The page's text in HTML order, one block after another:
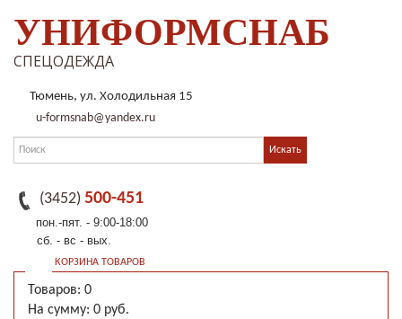
УНИФОРМСНАБ
СПЕЦОДЕЖДА
Тюмень, ул. Холодильная 15
u-formsnab@yandex.ru
(3452) 500-451
пон.-пят. - 9:00-18:00
сб. - вс - вых.
КОРЗИНА ТОВАРОВ
Товаров: 0
На сумму: 0 руб.